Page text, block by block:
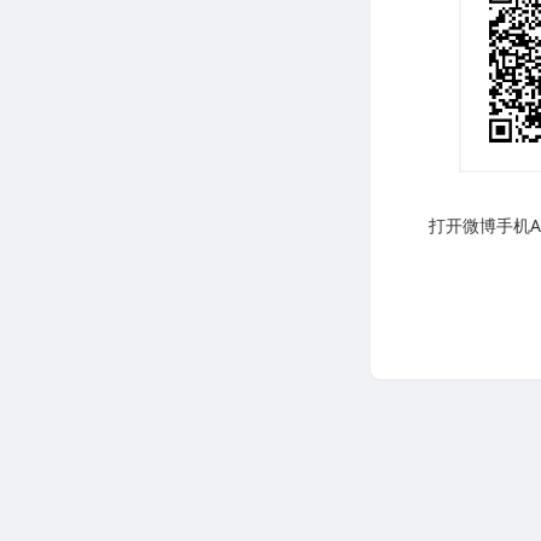
打开微博手机